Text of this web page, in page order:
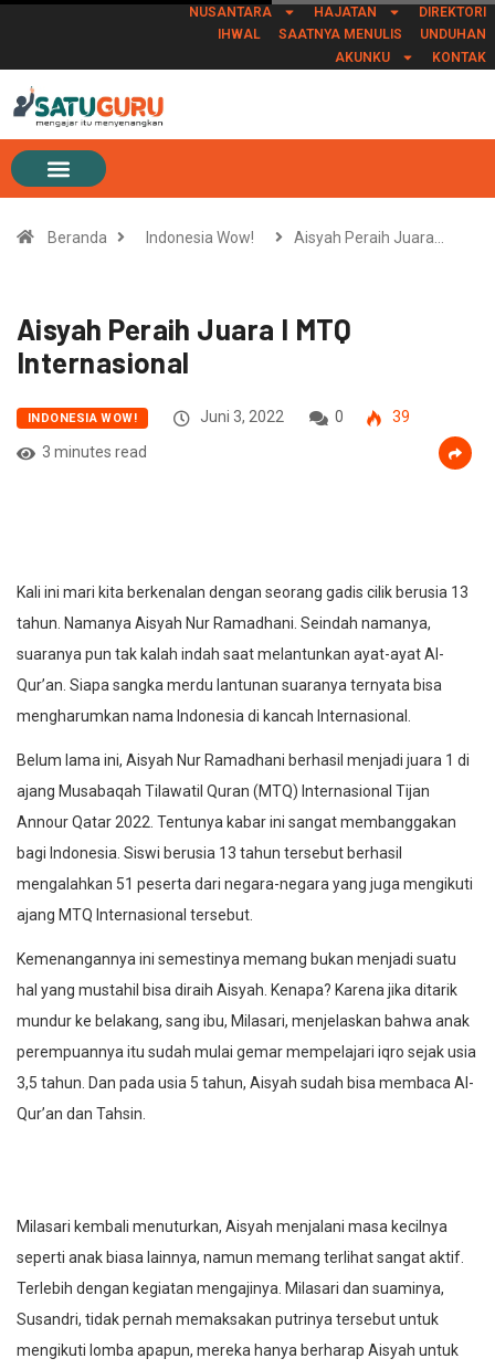
NUSANTARA HAJATAN
DIREKTORI
IHWAL
SAATNYA MENULIS
UNDUHAN
AKUNKU
KONTAK
Beranda Indonesia Wow! Aisyah Peraih Juara…
Aisyah Peraih Juara I MTQ
Internasional
INDONESIA WOW! Juni 3, 2022 0
39
3 minutes read
Kali ini mari kita berkenalan dengan seorang gadis cilik berusia 13
tahun. Namanya Aisyah Nur Ramadhani. Seindah namanya,
suaranya pun tak kalah indah saat melantunkan ayat-ayat Al-
Qur’an. Siapa sangka merdu lantunan suaranya ternyata bisa
mengharumkan nama Indonesia di kancah Internasional.
Belum lama ini, Aisyah Nur Ramadhani berhasil menjadi juara 1 di
ajang Musabaqah Tilawatil Quran (MTQ) Internasional Tijan
Annour Qatar 2022. Tentunya kabar ini sangat membanggakan
bagi Indonesia. Siswi berusia 13 tahun tersebut berhasil
mengalahkan 51 peserta dari negara-negara yang juga mengikuti
ajang MTQ Internasional tersebut.
Kemenangannya ini semestinya memang bukan menjadi suatu
hal yang mustahil bisa diraih Aisyah. Kenapa? Karena jika ditarik
mundur ke belakang, sang ibu, Milasari, menjelaskan bahwa anak
perempuannya itu sudah mulai gemar mempelajari iqro sejak usia
3,5 tahun. Dan pada usia 5 tahun, Aisyah sudah bisa membaca Al-
Qur’an dan Tahsin.
Milasari kembali menuturkan, Aisyah menjalani masa kecilnya
seperti anak biasa lainnya, namun memang terlihat sangat aktif.
Terlebih dengan kegiatan mengajinya. Milasari dan suaminya,
Susandri, tidak pernah memaksakan putrinya tersebut untuk
mengikuti lomba apapun, mereka hanya berharap Aisyah untuk